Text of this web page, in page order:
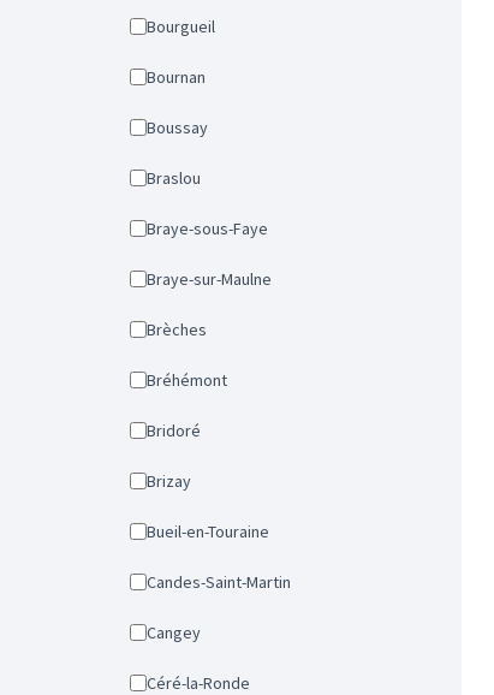
Bourgueil
Bournan
Boussay
Braslou
Braye-sous-Faye
Braye-sur-Maulne
Brèches
Bréhémont
Bridoré
Brizay
Bueil-en-Touraine
Candes-Saint-Martin
Cangey
Céré-la-Ronde